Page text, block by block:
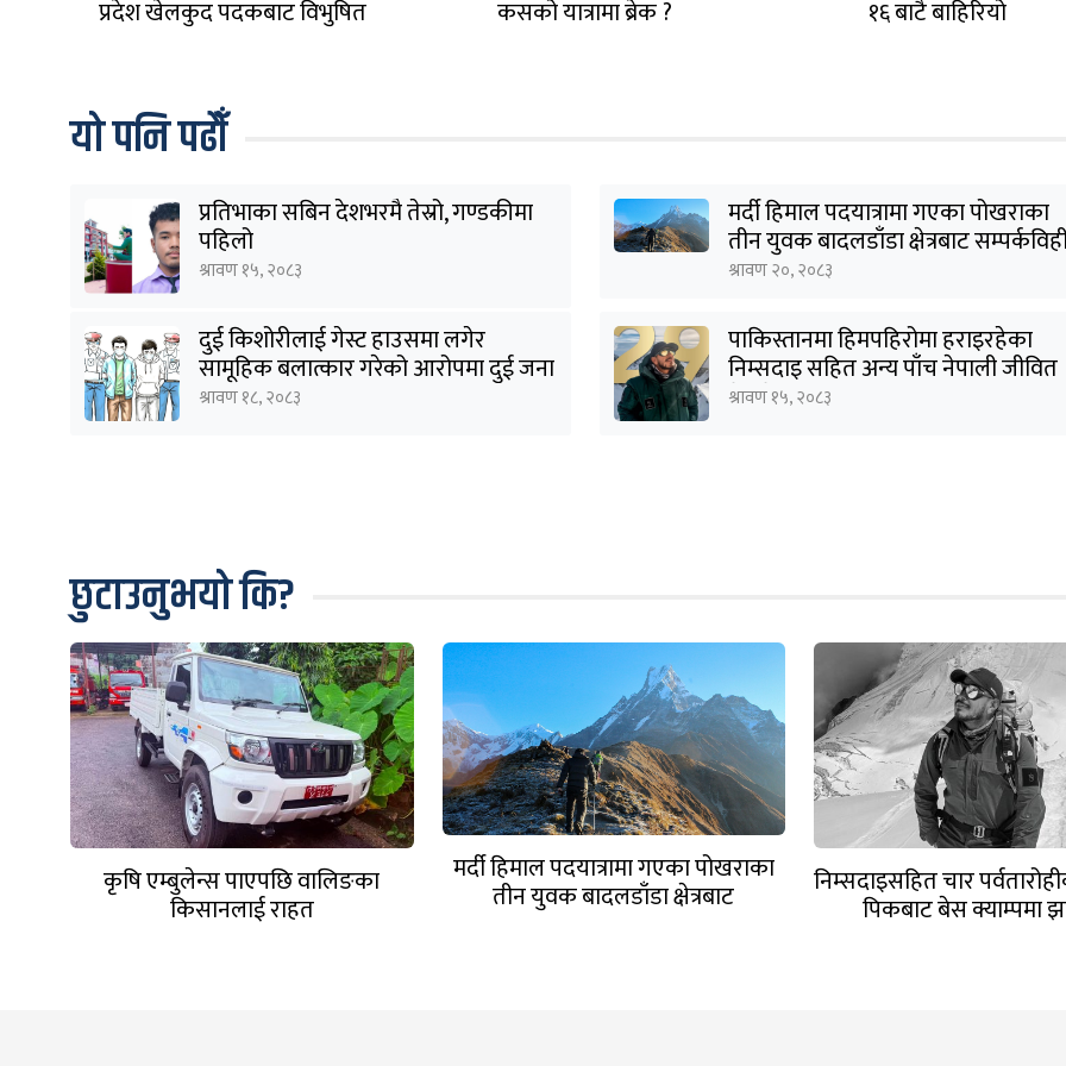
प्रदेश खेलकुद पदकबाट विभुषित कसको यात्रामा ब्रेक ? १६ बाटै बाहिरियो
यो पनि पढौँ
प्रतिभाका सबिन देशभरमै तेस्रो, गण्डकीमा
पहिलो
श्रावण १५, २०८३
मर्दी हिमाल पदयात्रामा गएका पोखराका
तीन युवक बादलडाँडा क्षेत्रबाट
श्रावण २०, २०८३
दुई किशोरीलाई गेस्ट हाउसमा लगेर
सामूहिक बलात्कार गरेको आरोपमा दुई जना
पक्राउ
श्रावण १८, २०८३
पाकिस्तानमा हिमपहिरोमा हराइरहेका
निम्सदाइ सहित अन्य पाँच नेपाली जीवित
भेटिने आशा कमजोर, युक्तको शव
श्रावण १५, २०८३
छुटाउनुभयो कि?
कृषि एम्बुलेन्स पाएपछि वालिङका
किसानलाई राहत
मर्दी हिमाल पदयात्रामा गएका पोखराका
तीन युवक बादलडाँडा क्षेत्रबाट निम्सदाइसहित चार
पिकबाट बेस क्याम्पमा